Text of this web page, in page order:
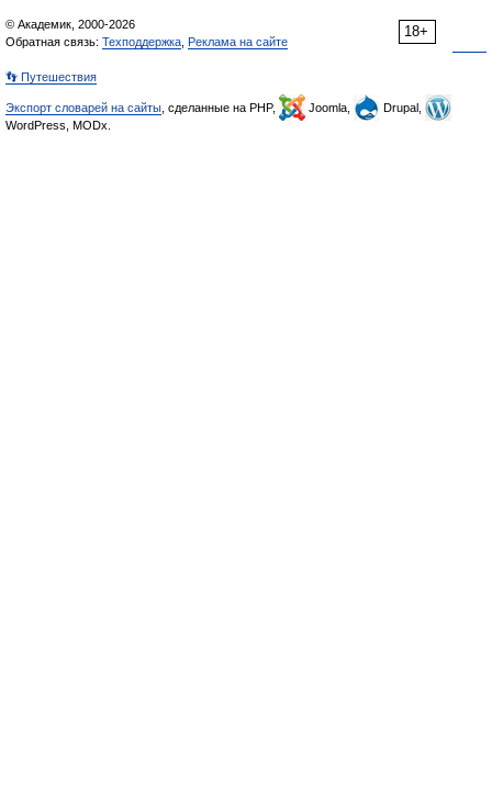
18+
© Академик, 2000-2026
Обратная связь: Техподдержка Реклама на сайте
👣 Путешествия
Экспорт словарей на сайты , сделанные на PHP, Joomla,
Drupal,
WordPress, MODx.